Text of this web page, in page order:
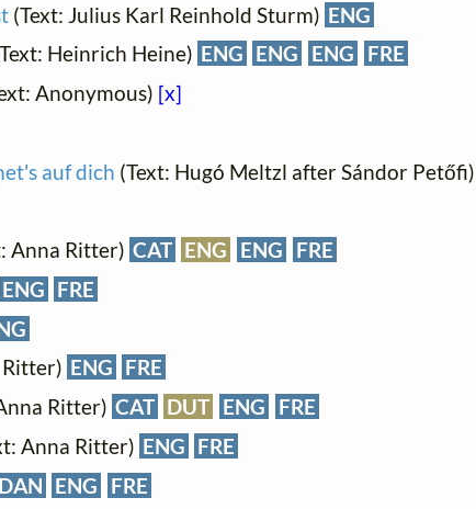
(Text: Julius Karl Reinhold Sturm) ENG
Heinrich Heine) ENG ENG ENG
FRE
Anonymous) [x]
auf dich (Text: Hugó Meltzl after Sándor Petőfi)
Anna Ritter) CAT ENG ENG
FRE
ENG FRE
Ritter) ENG FRE
Ritter) CAT DUT ENG
FRE
Anna Ritter) ENG FRE
DAN ENG
FRE